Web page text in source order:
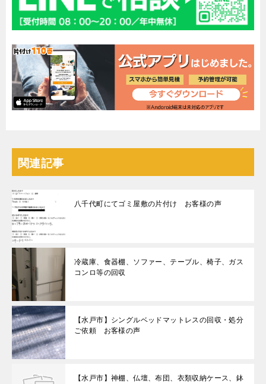
関連記事
八千代町にてゴミ屋敷の片付け お客様の声
冷蔵庫、食器棚、ソファー、テーブル、椅子、ガス
コンロ等の回収
【水戸市】シングルベッドマットレスの回収・処分
ご依頼 お客様の声
【水戸市】神棚、仏壇、布団、衣類収納ケース、鉢